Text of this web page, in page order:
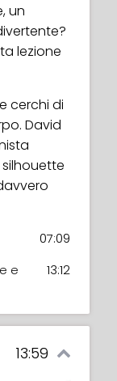
un
lezione
cerchi di
David
07:09
e
13:12
13:59